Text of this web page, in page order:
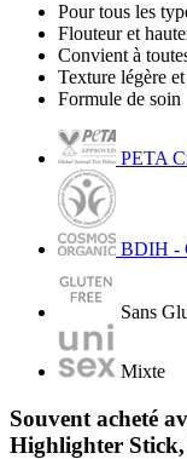
Pour tous les
Flouteur et
Convient à
Texture légère
Formule de soin
PETA
BDIH -
Sans
Mixte
Souvent acheté
Highlighter Stick,